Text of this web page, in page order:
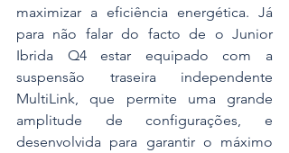
maximizar a eficiência energética. Já
para não falar do facto de o Junior
Ibrida Q4 estar equipado com a
suspensão traseira independente
MultiLink, que permite uma grande
amplitude de configurações, e
desenvolvida para garantir o máximo